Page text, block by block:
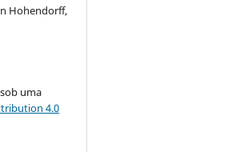
Hohendorff,
uma
4.0